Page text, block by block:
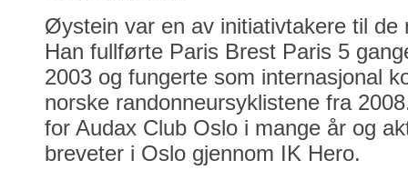
Øystein var en av initiativtakere til de
Han fullførte Paris Brest Paris 5
2003 og fungerte som internasjonal
norske randonneursyklistene fra
for Audax Club Oslo i mange år og
breveter i Oslo gjennom IK Hero.